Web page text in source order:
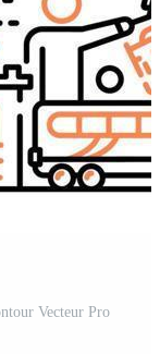
Vecteur Pro